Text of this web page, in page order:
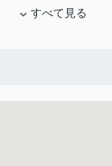
すべて見る